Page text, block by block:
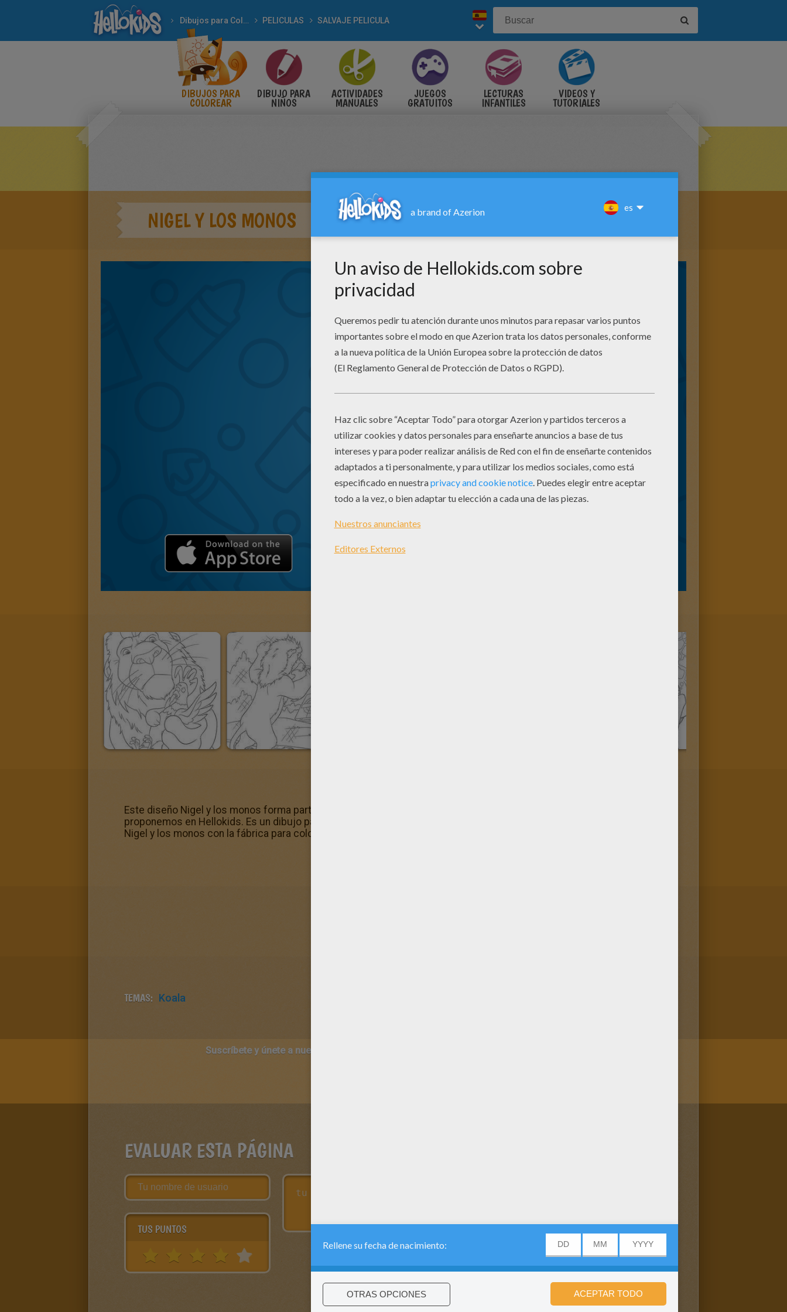
Dibujos para Colorear PELICULAS SALVAJE PELICULA
DIBUJOS PARA
COLOREAR
DIBUJO PARA
NIÑOS
ACTIVIDADES
MANUALES
JUEGOS
GRATUITOS
LECTURAS
INFANTILES
VIDEOS Y
TUTORIALES
NIGEL Y LOS MONOS
Este diseño Nigel y los monos forma parte del conjunto de Dibujos para colorear SALVAJE PELICULA que te
proponemos en Hellokids. Es un dibujo para imprimir o para colorear online. También puedes pintar online el dibujo
Nigel y los monos con la fábrica para colorear en línea de Hellokids
TEMAS: Koala
Suscríbete y únete a nuestro canal de vídeos para niños en Youtube:
EVALUAR ESTA PÁGINA
TUS PUNTOS